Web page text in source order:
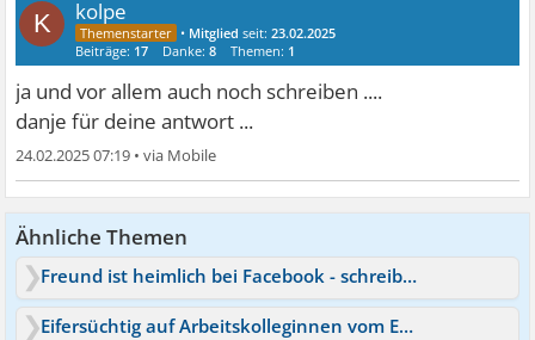
K kolpe
• Mitglied seit:23.02.2025
Beiträge: 17 Danke:8 Themen: 1
ja und vor allem auch noch schreiben ....
danje für deine antwort ...
24.02.2025 07:19 •
Ähnliche Themen
Freund ist heimlich bei Facebook - schreibt mit Frauen
Eifersüchtig auf Arbeitskolleginnen vom Ehemann